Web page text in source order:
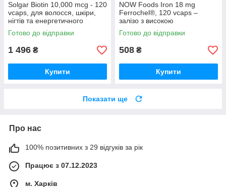
Solgar Biotin 10,000 mcg - 120
vcaps, для волосся, шкіри,
нігтів та енергетичного
обміну
Готово до відправки
1 496 ₴
Купити
NOW Foods Iron 18 mg
Ferrochel®, 120 vcaps –
залізо з високою
біодоступністю
Готово до відправки
508 ₴
Купити
Показати ще
Про нас
100% позитивних з 29 відгуків за рік
Працює з 07.12.2023
м. Харків